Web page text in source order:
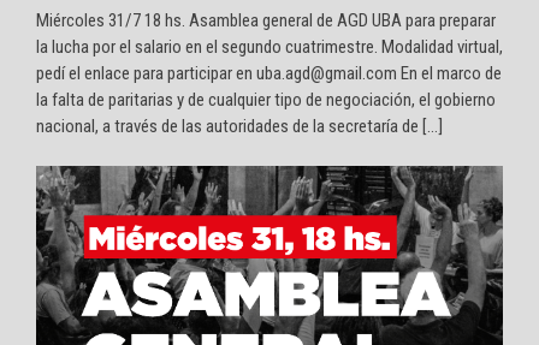
Miércoles 31/7 18 hs. Asamblea general de AGD UBA para preparar
la lucha por el salario en el segundo cuatrimestre. Modalidad virtual,
pedí el enlace para participar en uba.agd@gmail.com En el marco de
la falta de paritarias y de cualquier tipo de negociación, el gobierno
nacional, a través de las autoridades de la secretaría de […]